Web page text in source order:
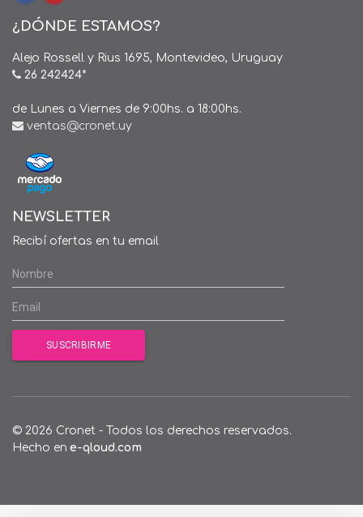
¿DÓNDE ESTAMOS?
Alejo Rossell y Rius 1695, Montevideo, Uruguay
26 242424*
de Lunes a Viernes de 9:00hs. a 18:00hs.
ventas@cronet.uy
NEWSLETTER
Recibí ofertas en tu email
© 2026 Cronet - Todos los derechos reservados.
Hecho en e-qloud.com